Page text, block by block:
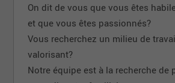
On dit de vous que vous êtes
et que vous êtes passionnés?
Vous recherchez un milieu de
valorisant?
Notre équipe est à la recherche de